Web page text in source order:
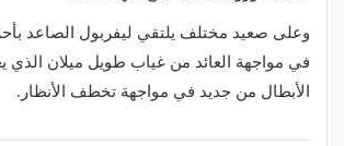
وعلى صعيد مختلف يلتقي ليفربول الصاعد
في مواجهة العائد من غياب طويل ميلان الذي
الأبطال من جديد في مواجهة تخطف الأنظار.